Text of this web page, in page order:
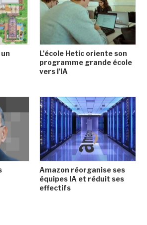
L'école Hetic oriente son
programme grande école
vers l'IA
Amazon réorganise ses
équipes IA et réduit ses
effectifs